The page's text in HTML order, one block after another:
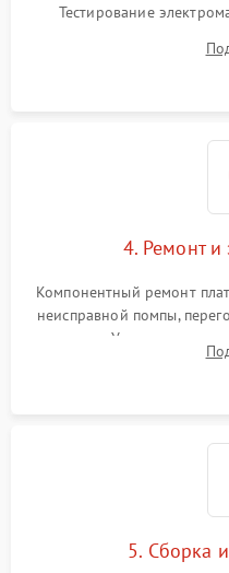
Тестирование
температуры и
жерновов кофемолки,
4. Ремонт и
Компонентный ремонт
неисправной помпы,
жерновов. Установка
ring) и тефлоновых
5. Сборка